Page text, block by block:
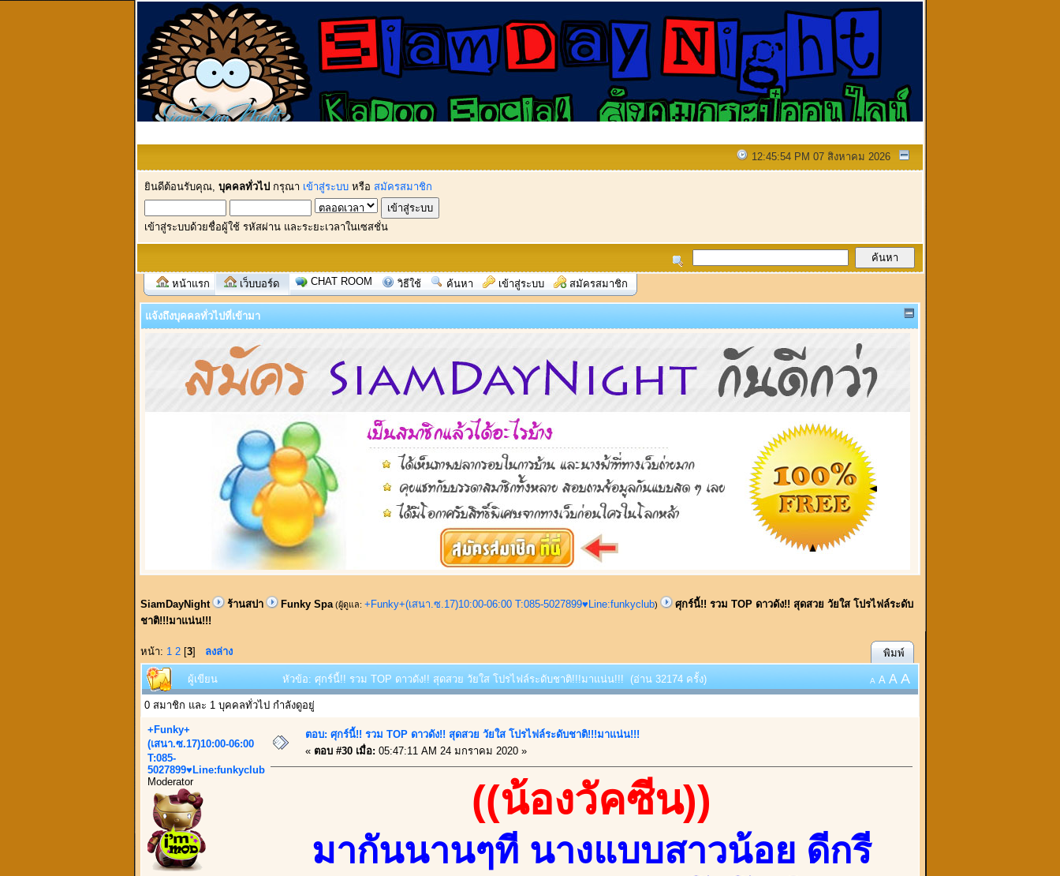
12:45:54 PM 07 สิงหาคม 2026
ยินดีต้อนรับคุณ, บุคคลทั่วไป กรุณา เข้าสู่ระบบ หรือ สมัครสมาชิก
เข้าสู่ระบบด้วยชื่อผู้ใช้ รหัสผ่าน และระยะเวลาในเซสชั่น
หน้าแรก เว็บบอร์ด CHAT ROOM วิธีใช้ ค้นหา เข้าสู่ระบบ สมัครสมาชิก
แจ้งถึงบุคคลทั่วไปที่เข้ามา
SiamDayNight ร้านสปา Funky Spa (ผู้ดูแล: +Funky+(เสนา.ซ.17)10:00-06:00 T:085-5027899♥Line:funkyclub)
ศุกร์นี้!! รวม TOP ดาวดัง!! สุดสวย วัยใส โปรไฟล์ระดับ
ชาติ!!!มาแน่น!!!
หน้า: 1 2 [3] ลงล่าง พิมพ์
ผู้เขียน หัวข้อ: ศุกร์นี้!! รวม TOP ดาวดัง!! สุดสวย วัยใส โปรไฟล์ระดับชาติ!!!มาแน่น!!! (อ่าน 32174 ครั้ง) A A A A
0 สมาชิก และ 1 บุคคลทั่วไป กำลังดูอยู่
+Funky+
(เสนา.ซ.17)10:00-06:00
T:085-
5027899♥Line:funkyclub
Moderator
ตอบ: ศุกร์นี้!! รวม TOP ดาวดัง!! สุดสวย วัยใส โปรไฟล์ระดับชาติ!!!มาแน่น!!!
« ตอบ #30 เมื่อ: 05:47:11 AM 24 มกราคม 2020 »
((น้องวัคซีน))
มากันนานๆที นางแบบสาวน้อย ดีกรี